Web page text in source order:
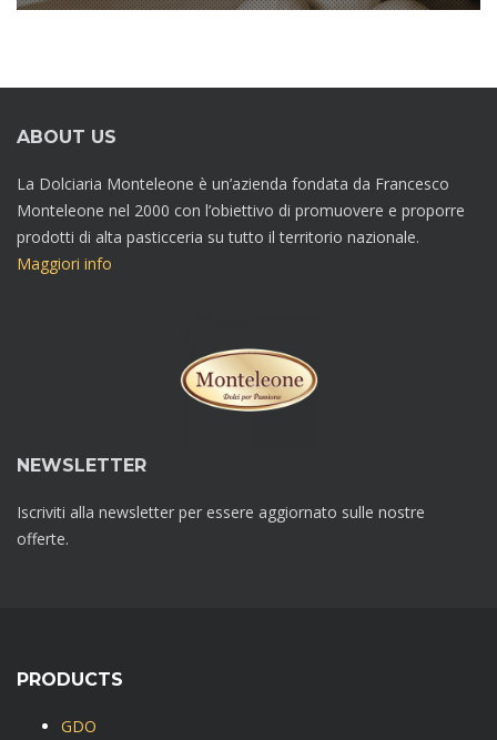
ABOUT US
La Dolciaria Monteleone è un’azienda fondata da Francesco
Monteleone nel 2000 con l’obiettivo di promuovere e proporre
prodotti di alta pasticceria su tutto il territorio nazionale.
Maggiori info
NEWSLETTER
Iscriviti alla newsletter per essere aggiornato sulle nostre
offerte.
PRODUCTS
GDO